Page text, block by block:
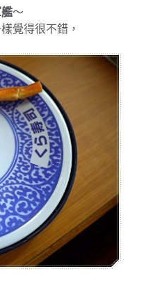
～
覺得很不錯，